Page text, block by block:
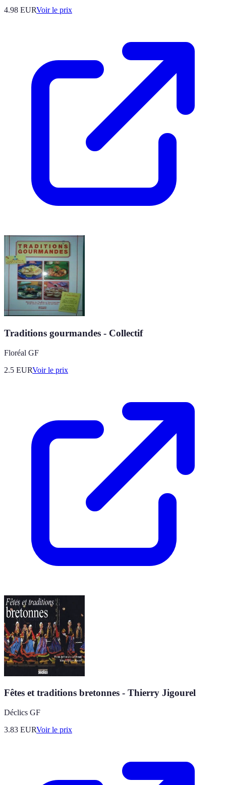
4.98 EURVoir le prix
Traditions gourmandes - Collectif
Floréal GF
2.5 EURVoir le prix
Fêtes et traditions bretonnes - Thierry Jigourel
Déclics GF
3.83 EURVoir le prix